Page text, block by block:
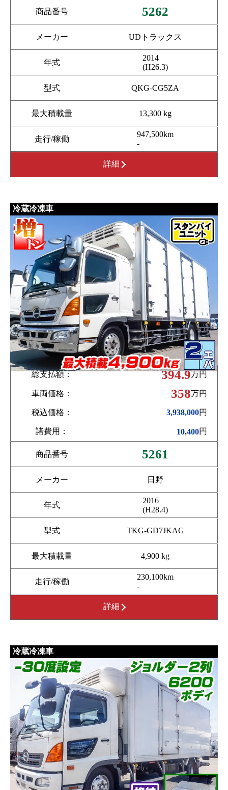
商品番号 5262
メーカー UDトラックス
年式
2014
(H26.3)
型式 QKG-CG5ZA
最大積載量 13,300 kg
走行/稼働
947,500km
-
詳細
冷蔵冷凍車
総支払額： 394.9万円
車両価格： 358万円
税込価格： 3,938,000円
諸費用： 10,400円
商品番号 5261
メーカー 日野
年式
2016
(H28.4)
型式 TKG-GD7JKAG
最大積載量 4,900 kg
走行/稼働
230,100km
-
詳細
冷蔵冷凍車